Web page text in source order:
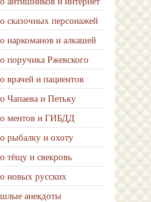
сказочных персонажей
наркоманов и алкашей
поручика Ржевского
врачей и пациентов
Чапаева и Петьку
ментов и ГИБДД
рыбалку и охоту
тёщу и свекровь
новых русских
анекдоты